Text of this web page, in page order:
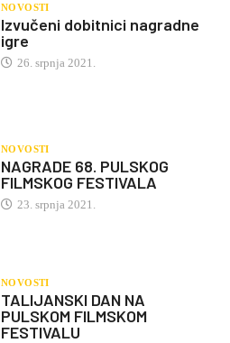
NOVOSTI
Izvučeni dobitnici nagradne
igre
26. srpnja 2021.
NOVOSTI
NAGRADE 68. PULSKOG
FILMSKOG FESTIVALA
23. srpnja 2021.
NOVOSTI
TALIJANSKI DAN NA
PULSKOM FILMSKOM
FESTIVALU